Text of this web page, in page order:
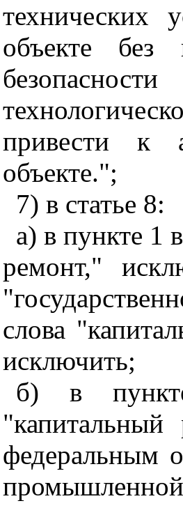
технических
объекте без
привести к
объекте.";
7) в статье 8:
а) в пункте 1
ремонт,"
слова
исключить;
б) в
федеральным